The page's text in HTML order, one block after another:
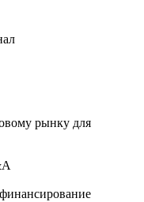
рынку для